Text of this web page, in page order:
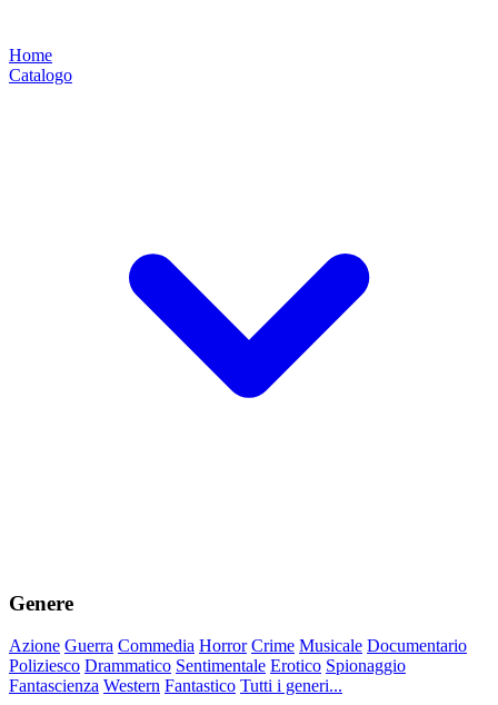
Home
Catalogo
Genere
Azione Guerra Commedia Horror Crime Musicale Documentario
Poliziesco Drammatico Sentimentale Erotico Spionaggio
Fantascienza Western Fantastico Tutti i generi...